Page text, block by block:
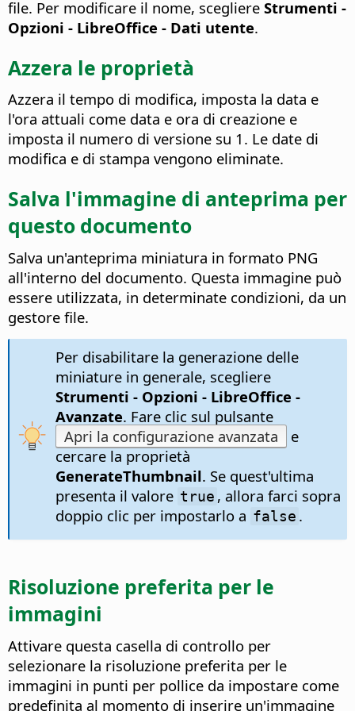
file. Per modificare il nome, scegliere Strumenti -
Opzioni - LibreOffice - Dati utente.
Azzera le proprietà
Azzera il tempo di modifica, imposta la data e
l'ora attuali come data e ora di creazione e
imposta il numero di versione su 1. Le date di
modifica e di stampa vengono eliminate.
Salva l'immagine di anteprima per
questo documento
Salva un'anteprima miniatura in formato PNG
all'interno del documento. Questa immagine può
essere utilizzata, in determinate condizioni, da un
gestore file.
Per disabilitare la generazione delle
miniature in generale, scegliere
Strumenti - Opzioni - LibreOffice -
Avanzate. Fare clic sul pulsante
Apri la configurazione avanzata
e
cercare la proprietà
GenerateThumbnail. Se quest'ultima
presenta il valore true , allora farci sopra
doppio clic per impostarlo a false .
Risoluzione preferita per le
immagini
Attivare questa casella di controllo per
selezionare la risoluzione preferita per le
immagini in punti per pollice da impostare come
predefinita al momento di inserire un'immagine